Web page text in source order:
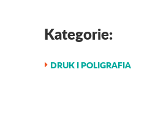
Kategorie:
DRUK I POLIGRAFIA